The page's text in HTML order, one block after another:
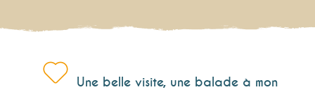
Une belle visite, une balade à mon